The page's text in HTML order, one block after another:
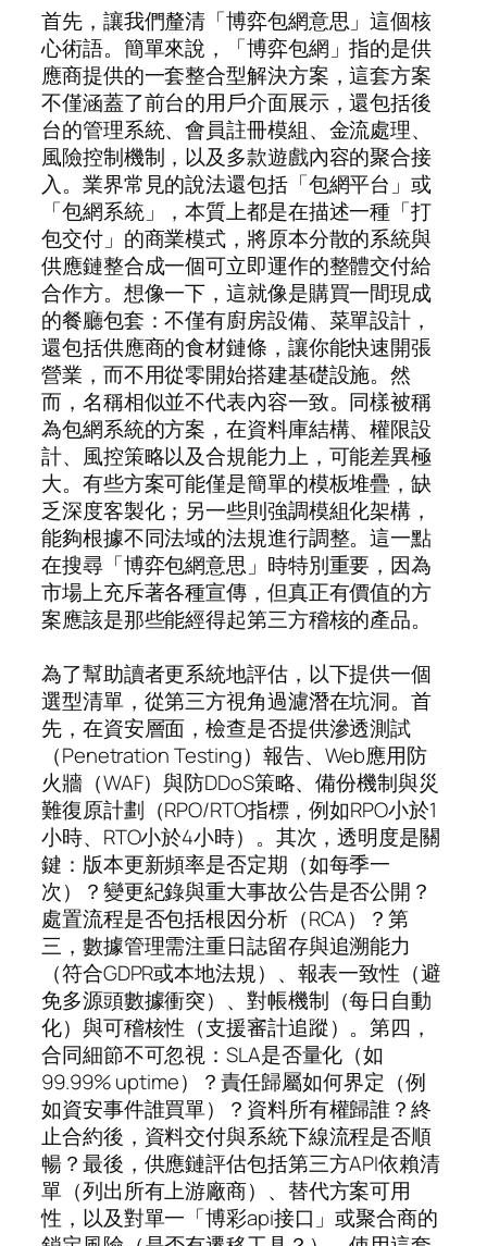
首先，讓我們釐清「博弈包網意思」這個核
心術語。簡單來說，「博弈包網」指的是供
應商提供的一套整合型解決方案，這套方案
不僅涵蓋了前台的用戶介面展示，還包括後
台的管理系統、會員註冊模組、金流處理、
風險控制機制，以及多款遊戲內容的聚合接
入。業界常見的說法還包括「包網平台」或
「包網系統」，本質上都是在描述一種「打
包交付」的商業模式，將原本分散的系統與
供應鏈整合成一個可立即運作的整體交付給
合作方。想像一下，這就像是購買一間現成
的餐廳包套：不僅有廚房設備、菜單設計，
還包括供應商的食材鏈條，讓你能快速開張
營業，而不用從零開始搭建基礎設施。然
而，名稱相似並不代表內容一致。同樣被稱
為包網系統的方案，在資料庫結構、權限設
計、風控策略以及合規能力上，可能差異極
大。有些方案可能僅是簡單的模板堆疊，缺
乏深度客製化；另一些則強調模組化架構，
能夠根據不同法域的法規進行調整。這一點
在搜尋「博弈包網意思」時特別重要，因為
市場上充斥著各種宣傳，但真正有價值的方
案應該是那些能經得起第三方稽核的產品。
為了幫助讀者更系統地評估，以下提供一個
選型清單，從第三方視角過濾潛在坑洞。首
先，在資安層面，檢查是否提供滲透測試
（Penetration Testing）報告、Web應用防
火牆（WAF）與防DDoS策略、備份機制與災
難復原計劃（RPO/RTO指標，例如RPO小於1
小時、RTO小於4小時）。其次，透明度是關
鍵：版本更新頻率是否定期（如每季一
次）？變更紀錄與重大事故公告是否公開？
處置流程是否包括根因分析（RCA）？第
三，數據管理需注重日誌留存與追溯能力
（符合GDPR或本地法規）、報表一致性（避
免多源頭數據衝突）、對帳機制（每日自動
化）與可稽核性（支援審計追蹤）。第四，
合同細節不可忽視：SLA是否量化（如
99.99% uptime）？責任歸屬如何界定（例
如資安事件誰買單）？資料所有權歸誰？終
止合約後，資料交付與系統下線流程是否順
暢？最後，供應鏈評估包括第三方API依賴清
單（列出所有上游廠商）、替代方案可用
性，以及對單一「博彩api接口」或聚合商的